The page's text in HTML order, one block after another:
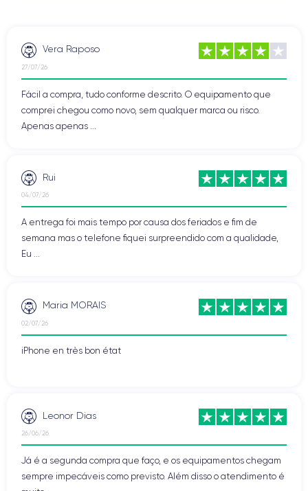
Vera Raposo
27/07/26
Fácil a compra, tudo conforme descrito. O equipamento que
comprei chegou como novo, sem qualquer marca ou risco.
Apenas apenas ...
Rui
04/07/26
A entrega foi mais tempo por causa dos feriados e fim de
semana mas o telefone fiquei surpreendido com a qualidade,
Eu ...
Maria MORAIS
02/07/26
iPhone en très bon état
Leonor Dias
26/06/26
Já é a segunda compra que faço, e os equipamentos chegam
sempre impecáveis como previsto. Além disso o atendimento é